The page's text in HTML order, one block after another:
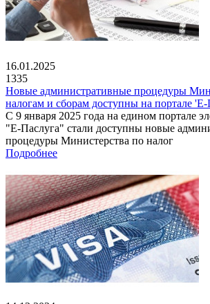
16.01.2025
1335
Новые административные процедуры
налогам и сборам доступны на портале 'Е-
С 9 января 2025 года на едином портале
"Е-Паслуга" стали доступны новые
процедуры Министерства по налог
Подробнее